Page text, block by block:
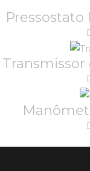
Transmissor